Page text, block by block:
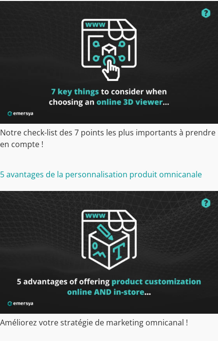
Notre check-list des 7 points les plus importants à prendre
en compte !
5 avantages de la personnalisation produit omnicanale
Améliorez votre stratégie de marketing omnicanal !